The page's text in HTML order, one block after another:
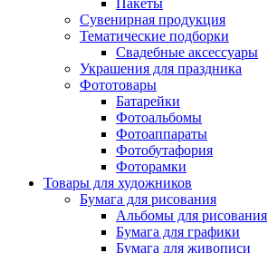
Пакеты
Сувенирная продукция
Тематические подборки
Свадебные аксессуары
Украшения для праздника
Фототовары
Батарейки
Фотоальбомы
Фотоаппараты
Фотобутафория
Фоторамки
Товары для художников
Бумага для рисования
Альбомы для рисования
Бумага для графики
Бумага для живописи